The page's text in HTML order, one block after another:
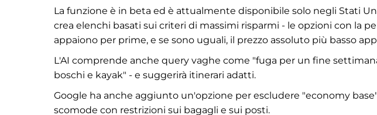
La funzione è in beta ed è attualmente disponibile solo negli Stati
crea elenchi basati sui criteri di massimi risparmi - le opzioni con la
appaiono per prime, e se sono uguali, il prezzo assoluto più basso
L'AI comprende anche query vaghe come "fuga per un fine
boschi e kayak" - e suggerirà itinerari adatti.
Google ha anche aggiunto un'opzione per escludere "economy
scomode con restrizioni sui bagagli e sui posti.